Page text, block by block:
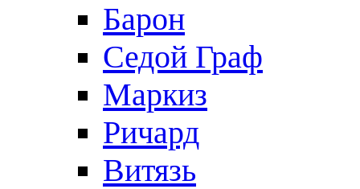
Барон
Седой Граф
Маркиз
Ричард
Витязь